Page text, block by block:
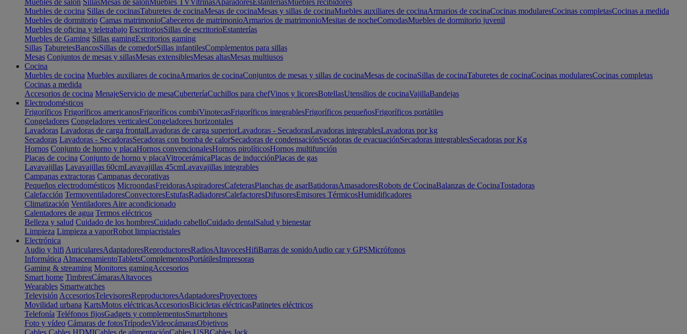
Muebles de salón SillasMesas de salónMuebles TVVitrinasAparadoresEstanteriasMuebles recibidores
Muebles de cocina Sillas de cocinasTaburetes de cocinaMesas de cocinaMesas y sillas de cocinaMuebles auxiliares de cocinaArmarios de cocinaCocinas modularesCocinas completasCocinas a medida
Muebles de dormitorio Camas matrimonioCabeceros de matrimonioArmarios de matrimonioMesitas de nocheComodasMuebles de dormitorio juvenil
Muebles de oficina y teletrabajo EscritoriosSillas de escritorioEstanterías
Muebles de Gaming Sillas gamingEscritorios gaming
Sillas TaburetesBancosSillas de comedorSillas infantilesComplementos para sillas
Mesas Conjuntos de mesas y sillasMesas extensiblesMesas altasMesas multiusos
Cocina
Muebles de cocina Muebles auxiliares de cocinaArmarios de cocinaConjuntos de mesas y sillas de cocinaMesas de cocinaSillas de cocinaTaburetes de cocinaCocinas modularesCocinas completas
Cocinas a medida
Accesorios de cocina MenajeServicio de mesaCuberteríaCuchillos para chefVinos y licoresBotellasUtensilios de cocinaVajillaBandejas
Electrodomésticos
Frigoríficos Frigoríficos americanosFrigoríficos combiVinotecasFrigoríficos integrablesFrigoríficos pequeñosFrigoríficos portátiles
Congeladores Congeladores verticalesCongeladores horizontales
Lavadoras Lavadoras de carga frontalLavadoras de carga superiorLavadoras - SecadorasLavadoras integrablesLavadoras por kg
Secadoras Lavadoras - SecadorasSecadoras con bomba de calorSecadoras de condensaciónSecadoras de evacuaciónSecadoras integrablesSecadoras por Kg
Hornos Conjunto de horno y placaHornos convencionalesHornos pirolíticosHornos multifunción
Placas de cocina Conjunto de horno y placaVitrocerámicaPlacas de inducciónPlacas de gas
Lavavajillas Lavavajillas 60cmLavavajillas 45cmLavavajillas integrables
Campanas extractoras Campanas decorativas
Pequeños electrodomésticos MicroondasFreidorasAspiradoresCafeterasPlanchas de asarBatidorasAmasadoresRobots de CocinaBalanzas de CocinaTostadoras
Calefacción TermoventiladoresConvectoresEstufasRadiadoresCalefactoresDifusoresEmisores TérmicosHumidificadores
Climatización Ventiladores Aire acondicionado
Calentadores de agua Termos eléctricos
Belleza y salud Cuidado de los hombresCuidado cabelloCuidado dentalSalud y bienestar
Limpieza Limpieza a vaporRobot limpiacristales
Electrónica
Audio y hifi AuricularesAdaptadoresReproductoresRadiosAltavocesHifiBarras de sonidoAudio car y GPSMicrófonos
Informática AlmacenamientoTabletsComplementosPortátilesImpresoras
Gaming & streaming Monitores gamingAccesorios
Smart home TimbresCámarasAltavoces
Wearables Smartwatches
Televisión AccesoriosTelevisoresReproductoresAdaptadoresProyectores
Movilidad urbana KartsMotos eléctricasAccesoriosBicicletas eléctricasPatinetes eléctricos
Telefonía Teléfonos fijosGadgets y complementosSmartphones
Foto y vídeo Cámaras de fotosTrípodesVideocámarasObjetivos
Cables Cables HDMICables de alimentaciónCables USBCables Jack